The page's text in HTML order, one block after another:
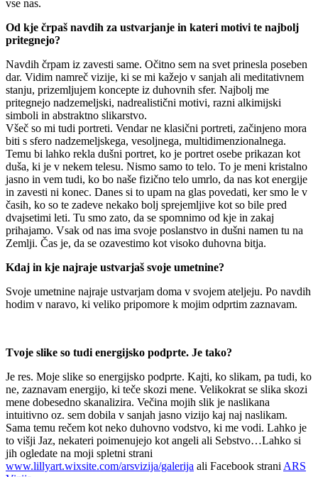
vse nas.
Od kje črpaš navdih za ustvarjanje in kateri motivi te najbolj
pritegnejo?
Navdih črpam iz zavesti same. Očitno sem na svet prinesla poseben
dar. Vidim namreč vizije, ki se mi kažejo v sanjah ali meditativnem
stanju, prizemljujem koncepte iz duhovnih sfer. Najbolj me
pritegnejo nadzemeljski, nadrealistični motivi, razni alkimijski
simboli in abstraktno slikarstvo.
Všeč so mi tudi portreti. Vendar ne klasični portreti, začinjeno mora
biti s sfero nadzemeljskega, vesoljnega, multidimenzionalnega.
Temu bi lahko rekla dušni portret, ko je portret osebe prikazan kot
duša, ki je v nekem telesu. Nismo samo to telo. To je meni kristalno
jasno in vem tudi, ko bo naše fizično telo umrlo, da nas kot energije
in zavesti ni konec. Danes si to upam na glas povedati, ker smo le v
časih, ko so te zadeve nekako bolj sprejemljive kot so bile pred
dvajsetimi leti. Tu smo zato, da se spomnimo od kje in zakaj
prihajamo. Vsak od nas ima svoje poslanstvo in dušni namen tu na
Zemlji. Čas je, da se ozavestimo kot visoko duhovna bitja.
Kdaj in kje najraje ustvarjaš svoje umetnine?
Svoje umetnine najraje ustvarjam doma v svojem ateljeju. Po navdih
hodim v naravo, ki veliko pripomore k mojim odprtim zaznavam.
Tvoje slike so tudi energijsko podprte. Je tako?
Je res. Moje slike so energijsko podprte. Kajti, ko slikam, pa tudi, ko
ne, zaznavam energijo, ki teče skozi mene. Velikokrat se slika skozi
mene dobesedno skanalizira. Večina mojih slik je naslikana
intuitivno oz. sem dobila v sanjah jasno vizijo kaj naj naslikam.
Sama temu rečem kot neko duhovno vodstvo, ki me vodi. Lahko je
to višji Jaz, nekateri poimenujejo kot angeli ali Sebstvo…Lahko si
jih ogledate na moji spletni strani
www.lillyart.wixsite.com/arsvizija/galerija ali Facebook strani ARS